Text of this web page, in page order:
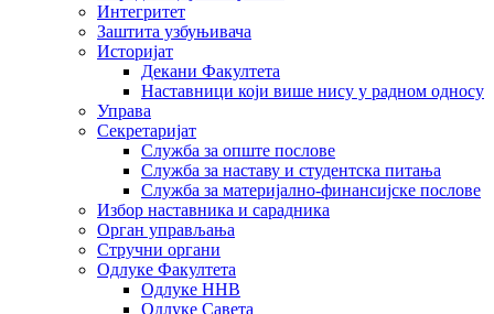
Интегритет
Заштита узбуњивача
Историјат
Декани Факултета
Наставници који више нису у радном односу
Управа
Секретаријат
Служба за опште послове
Служба за наставу и студентска питања
Служба за материјално-финансијске послове
Избор наставника и сарадника
Oрган управљања
Стручни органи
Одлуке Факултета
Одлуке ННВ
Одлуке Савета